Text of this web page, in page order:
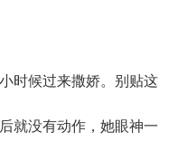
候过来撒娇。别贴这
就没有动作，她眼神一